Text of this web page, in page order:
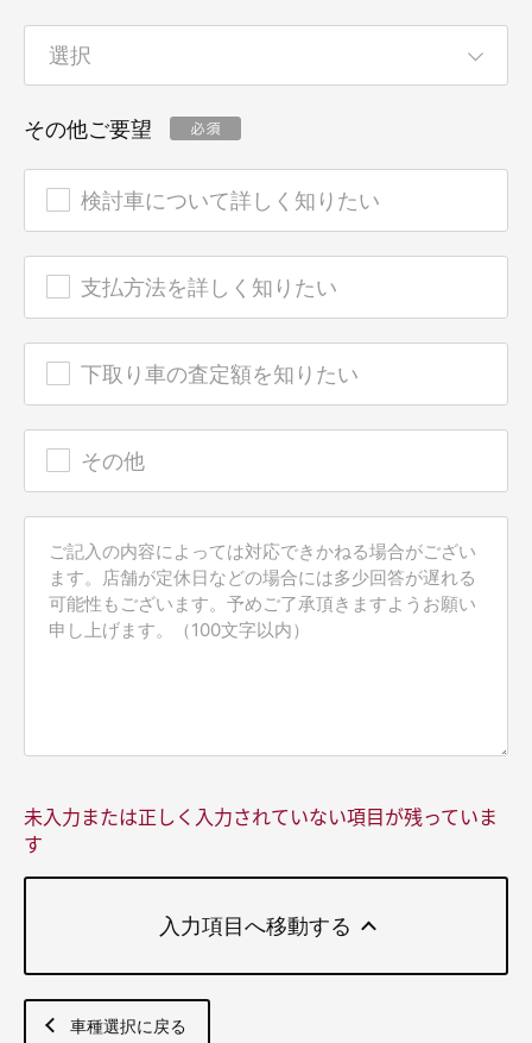
その他ご要望
検討車について詳しく知りたい
支払方法を詳しく知りたい
下取り車の査定額を知りたい
その他
未入力または正しく入力されていない項目が残っていま
す
入力項目へ移動する
車種選択に戻る